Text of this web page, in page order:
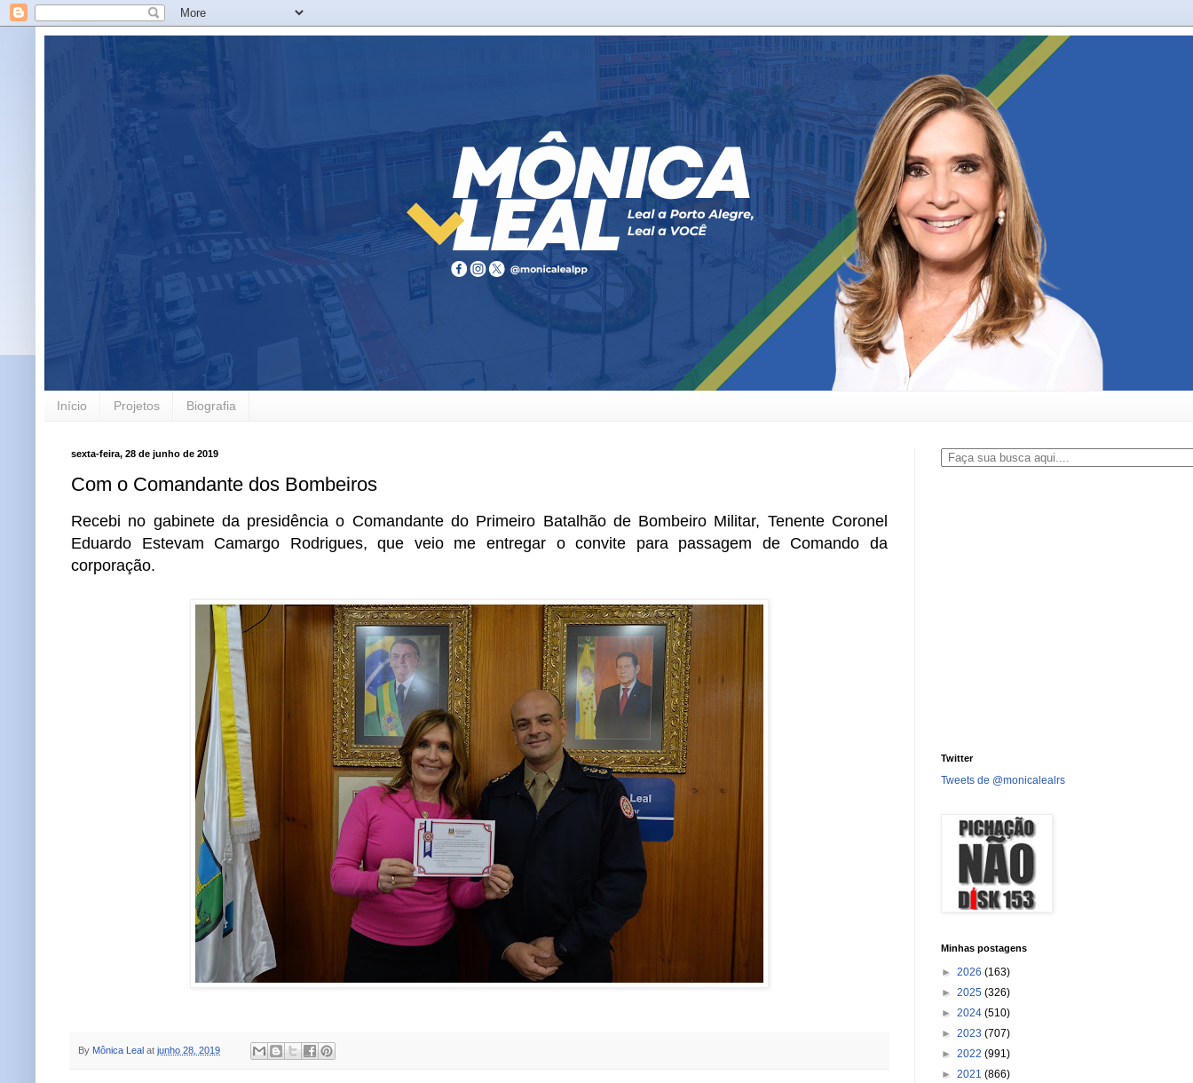
Início Projetos Biografia
sexta-feira, 28 de junho de 2019
Com o Comandante dos Bombeiros
Recebi no gabinete da presidência o Comandante do Primeiro Batalhão de Bombeiro Militar, Tenente Coronel
Eduardo Estevam Camargo Rodrigues, que veio me entregar o convite para passagem de Comando da
corporação.
By Mônica Leal at junho 28, 2019
Twitter
Tweets de @monicalealrs
Minhas postagens
► 2026 (163)
► 2025 (326)
► 2024 (510)
► 2023 (707)
► 2022 (991)
► 2021 (866)